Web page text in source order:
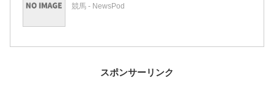
競馬 - NewsPod
スポンサーリンク